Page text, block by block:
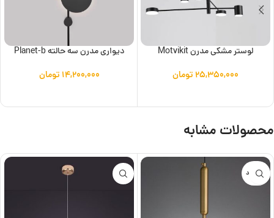
لوستر مشکی مدرن Motvikit
۲۵,۳۵۰,۰۰۰تومان
دیواری مدرن سه حالته Planet-b
۱۴,۲۰۰,۰۰۰ تومان
محصولات مشابه
ناموجود